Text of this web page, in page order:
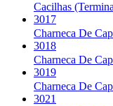
Cacilhas
3017
Charneca De
3018
Charneca De
3019
Charneca De
3021